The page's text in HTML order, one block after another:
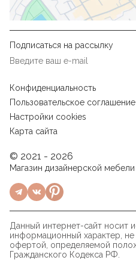
Подписаться на рассылку
Конфиденциальность
Пользовательское соглашение
Настройки cookies
Карта сайта
© 2021 - 2026
Магазин дизайнерской
Данный интернет-сайт носит
информационный характер, не
офертой, определяемой
Гражданского Кодекса РФ.